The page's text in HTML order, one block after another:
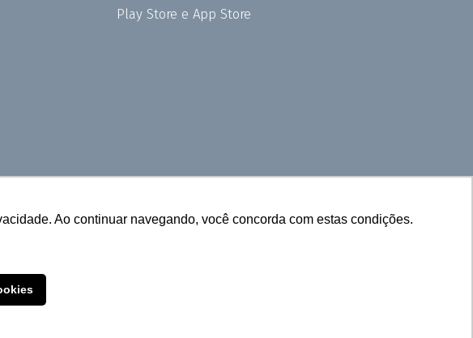
Ao continuar navegando, você concorda com estas condições.
Play Store e App Store
do Sul